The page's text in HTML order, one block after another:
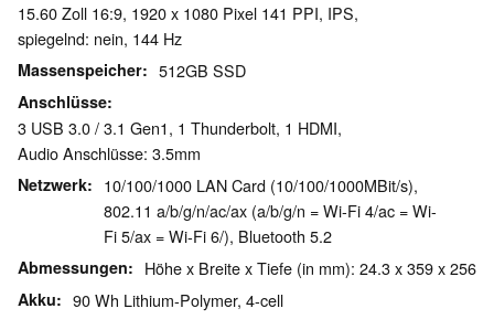
15.60 Zoll 16:9, 1920 x 1080 Pixel 141 PPI, IPS,
spiegelnd: nein, 144 Hz
Massenspeicher 512GB SSD
Anschlüsse
3 USB 3.0 / 3.1 Gen1, 1 Thunderbolt, 1 HDMI,
Audio Anschlüsse: 3.5mm
Netzwerk
10/100/1000 LAN Card (10/100/1000MBit/s),
802.11 a/b/g/n/ac/ax (a/b/g/n = Wi-Fi 4/ac = Wi-
Fi 5/ax = Wi-Fi 6/), Bluetooth 5.2
Abmessungen Höhe x Breite x Tiefe (in mm): 24.3 x 359 x 256
Akku 90 Wh Lithium-Polymer, 4-cell